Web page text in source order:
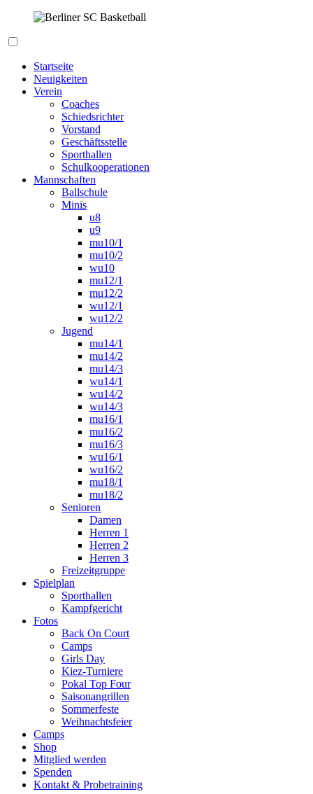
springen
Startseite
Neuigkeiten
Verein
Coaches
Schiedsrichter
Vorstand
Geschäftsstelle
Sporthallen
Schulkooperationen
Mannschaften
Ballschule
Minis
u8
u9
mu10/1
mu10/2
wu10
mu12/1
mu12/2
wu12/1
wu12/2
Jugend
mu14/1
mu14/2
mu14/3
wu14/1
wu14/2
wu14/3
mu16/1
mu16/2
mu16/3
wu16/1
wu16/2
mu18/1
mu18/2
Senioren
Damen
Herren 1
Herren 2
Herren 3
Freizeitgruppe
Spielplan
Sporthallen
Kampfgericht
Fotos
Back On Court
Camps
Girls Day
Kiez-Turniere
Pokal Top Four
Saisonangrillen
Sommerfeste
Weihnachtsfeier
Camps
Shop
Mitglied werden
Spenden
Kontakt & Probetraining